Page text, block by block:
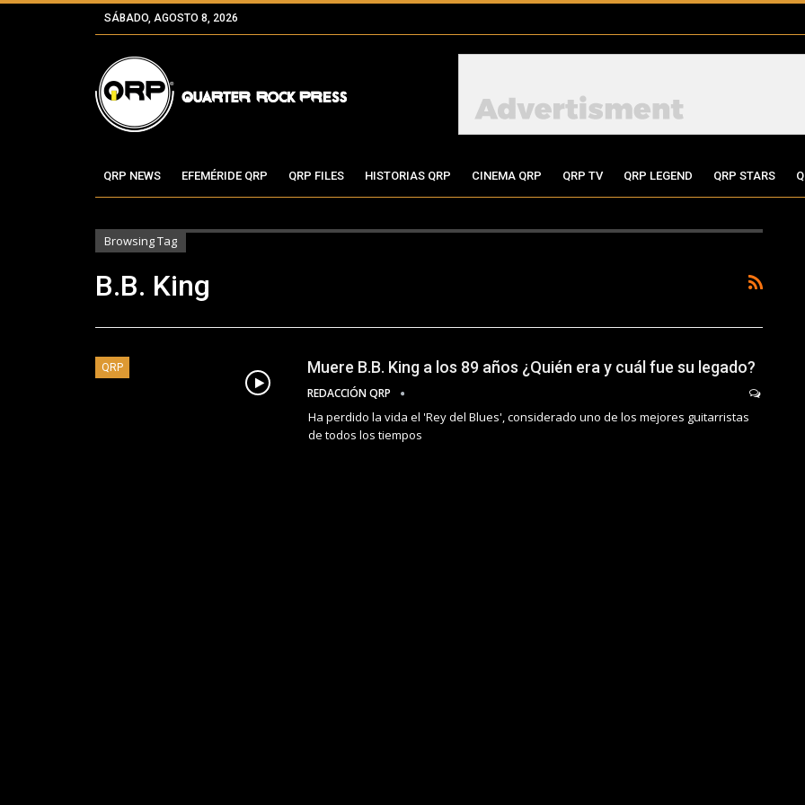
SÁBADO, AGOSTO 8, 2026
QRP NEWS EFEMÉRIDE QRP QRP FILES HISTORIAS QRP CINEMA QRP QRP TV QRP LEGEND QRP STARS
Browsing Tag
B.B. King
QRP Muere B.B. King a los 89 años ¿Quién era y cuál fue su legado?
REDACCIÓN QRP
Ha perdido la vida el 'Rey del Blues', considerado uno de los mejores guitarristas
de todos los tiempos